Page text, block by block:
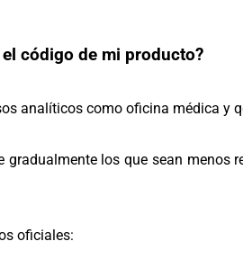
código de mi producto?
analíticos como oficina médica y
los que sean menos
oficiales: